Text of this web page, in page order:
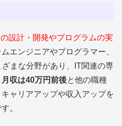
設計・開発やプログラムの実
エンジニアやプログラマー、
まな分野があり、IT関連の専
月収は40万円前後と他の職種
ャリアアップや収入アップを
。